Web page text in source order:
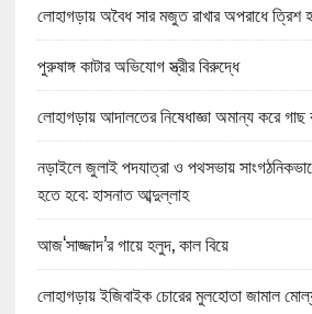
লোহাগড়ায় অবৈধ সার মজুত রাখার অপরাধে ত্রিশ
পুরুষাঙ্গ কাটার অভিযোগ স্ত্রীর বিরুদ্ধে
লোহাগড়ায় আদালতের নিষেধাজ্ঞা অমান্য করে গাছ
নড়াইলে জুলাই পদযাত্রা ও পথসভায়
হতে হবে: হাসনাত আব্দুল্লাহ
আজ‘সাজ্জাদ’র গায়ে হলুদ, কাল বিয়ে
লোহাগড়ায় ইজিবাইক চোরের মুলহোতা জামাল